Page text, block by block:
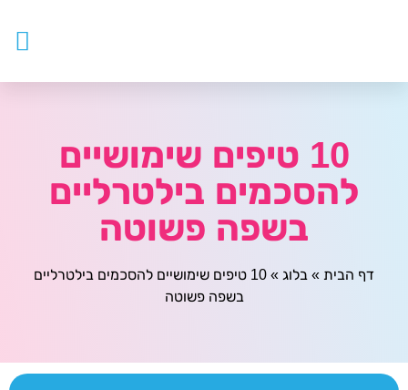
10 טיפים שימושיים
להסכמים בילטרליים
בשפה פשוטה
דף הבית » בלוג »
10 טיפים שימושיים להסכמים בילטרליים
בשפה פשוטה